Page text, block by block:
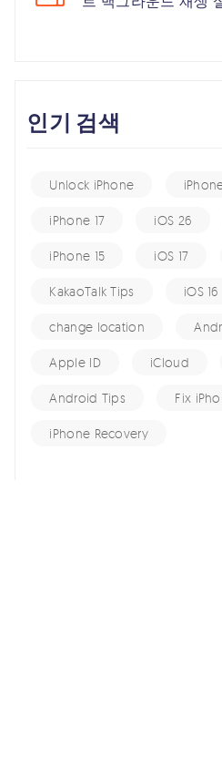
인기 검색
Unlock iPhone
iPhone 17 iOS 26
iPhone 15 iOS 17
KakaoTalk Tips iOS 16
change location
Apple ID iCloud
Android Tips Fix
iPhone Recovery